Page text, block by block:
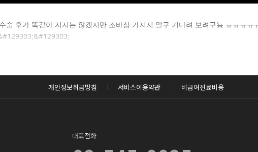
셀카후기 전체 내용은
인 후 확인하실 수 있습니다.
술 후가 똑같아 지지는 않겠지만 조바심 가지지 말구 기다려 보려구뇽 ㅠㅠㅠ
개인정보취급방침 서비스이용약관 비급여진료비용
대표전화